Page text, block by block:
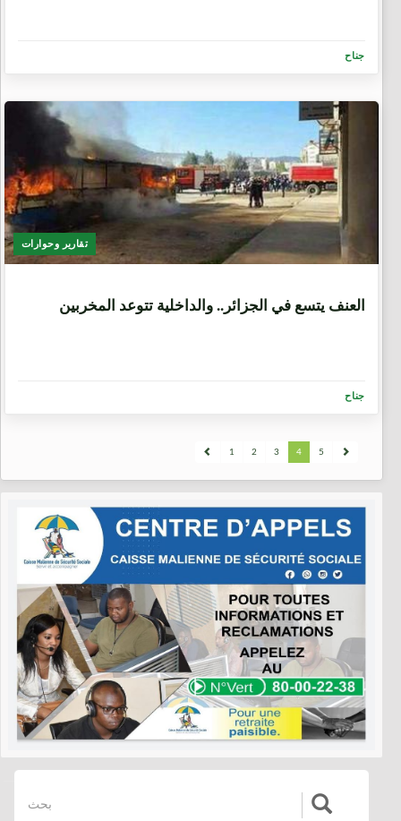
جناح
تقارير وحوارات
العنف يتسع في الجزائر.. والداخلية تتوعد المخربين
جناح
1 2 3 4 5